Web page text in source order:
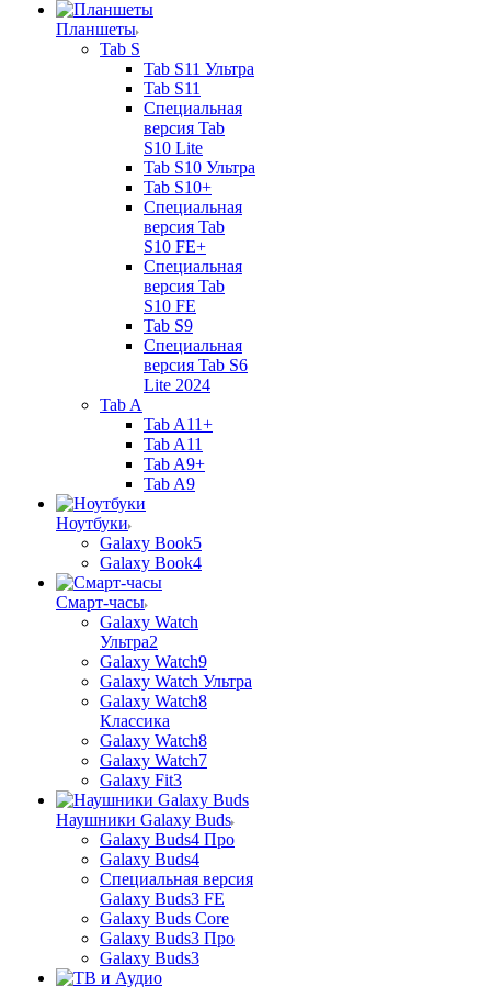
Планшеты
Tab S
Tab S11 Ультра
Tab S11
Специальная
версия Tab
S10 Lite
Tab S10 Ультра
Tab S10+
Специальная
версия Tab
S10 FE+
Специальная
версия Tab
S10 FE
Tab S9
Специальная
версия Tab S6
Lite 2024
Tab A
Tab A11+
Tab A11
Tab A9+
Tab A9
Ноутбуки
Galaxy Book5
Galaxy Book4
Смарт-часы
Galaxy Watch
Ультра2
Galaxy Watch9
Galaxy Watch Ультра
Galaxy Watch8
Классика
Galaxy Watch8
Galaxy Watch7
Galaxy Fit3
Наушники Galaxy Buds
Galaxy Buds4 Про
Galaxy Buds4
Специальная версия
Galaxy Buds3 FE
Galaxy Buds Core
Galaxy Buds3 Про
Galaxy Buds3